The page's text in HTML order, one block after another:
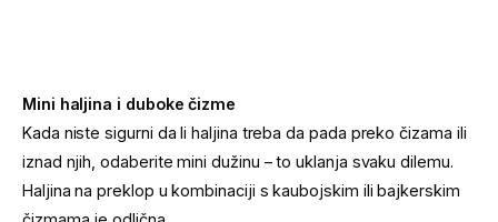
Mini haljina i duboke čizme
Kada niste sigurni da li haljina treba da pada preko čizama ili
iznad njih, odaberite mini dužinu – to uklanja svaku dilemu.
Haljina na preklop u kombinaciji s kaubojskim ili bajkerskim